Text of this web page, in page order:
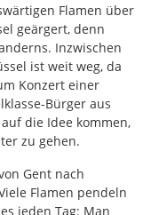
Flamen über
geärgert, denn
Inzwischen
ist weit weg, da
Konzert einer
Bürger aus
die Idee kommen,
zu gehen.
Gent nach
Flamen pendeln
jeden Tag: Man